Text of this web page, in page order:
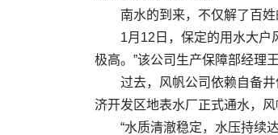
南水的到来，不仅解了百
1月12日，保定的用水大户
极高。”该公司生产保障部经理
过去，风帆公司依赖自备
济开发区地表水厂正式通水，风
“水质清澈稳定，水压持续